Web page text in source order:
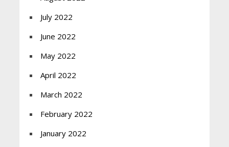
July 2022
June 2022
May 2022
April 2022
March 2022
February 2022
January 2022